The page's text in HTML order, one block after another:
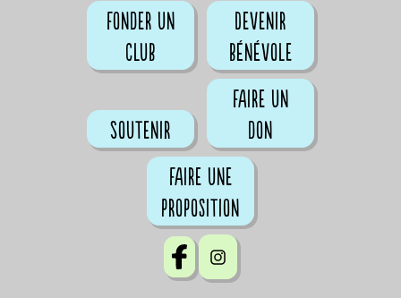
Fonder un
club
Devenir
bénévole
Soutenir
Faire un
don
Faire une
proposition